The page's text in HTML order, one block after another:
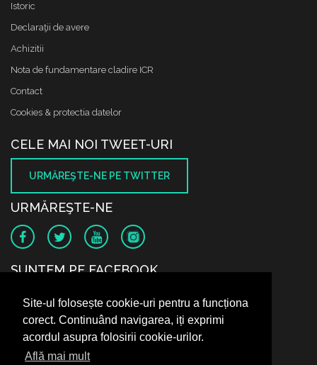
Site-ul folosește cookie-uri pentru a funcționa
corect. Continuând navigarea, iți exprimi
acordul asupra folosirii cookie-urilor.
Află mai mult
Istoric
Declaraţii de avere
Achizitii
Nota de fundamentare cladire ICR
Contact
Cookies & protectia datelor
CELE MAI NOI TWEET-URI
URMĂREŞTE-NE PE TWITTER
URMĂREŞTE-NE
SUNTEM PE FACEBOOK